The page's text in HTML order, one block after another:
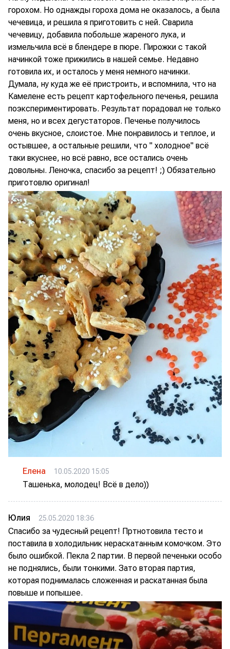
горохом. Но однажды гороха дома не оказалось, а была
чечевица, и решила я приготовить с ней. Сварила
чечевицу, добавила побольше жареного лука, и
измельчила всё в блендере в пюре. Пирожки с такой
начинкой тоже прижились в нашей семье. Недавно
готовила их, и осталось у меня немного начинки.
Думала, ну куда же её пристроить, и вспомнила, что на
Камелене есть рецепт картофельного печенья, решила
поэкспериментировать. Результат порадовал не только
меня, но и всех дегустаторов. Печенье получилось
очень вкусное, слоистое. Мне понравилось и теплое, и
остывшее, а остальные решили, что " холодное" всё
таки вкуснее, но всё равно, все остались очень
довольны. Леночка, спасибо за рецепт! ;) Обязательно
приготовлю оригинал!
Елена 10.05.2020 15:05
Ташенька, молодец! Всё в дело))
Юлия 25.05.2020 18:36
Спасибо за чудесный рецепт! Пртнотовила тесто и
поставила в холодильник нераскатанным комочком. Это
было ошибкой. Пекла 2 партии. В первой печеньки особо
не поднялись, были тонкими. Зато вторая партия,
которая поднималась сложенная и раскатанная была
повыше и попышее.